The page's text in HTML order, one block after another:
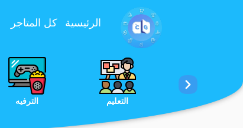
تخطي إلى المحتوى
الرئيسية كل المتاجر
التعليم الجمال والعناية الخدمات